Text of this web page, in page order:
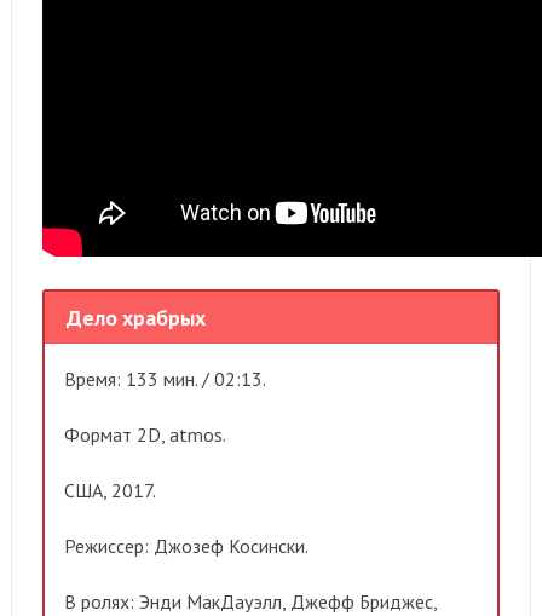
Дело храбрых
Время: 133 мин. / 02:13.
Формат 2D, atmos.
США, 2017.
Режиссер: Джозеф Косински.
В ролях: Энди МакДауэлл, Джефф Бриджес,